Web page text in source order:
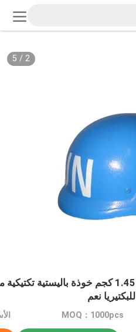
2
/
5
1.45 كجم خوذة باليستية
للبكتيريا نعم
MOQ：1000pcs